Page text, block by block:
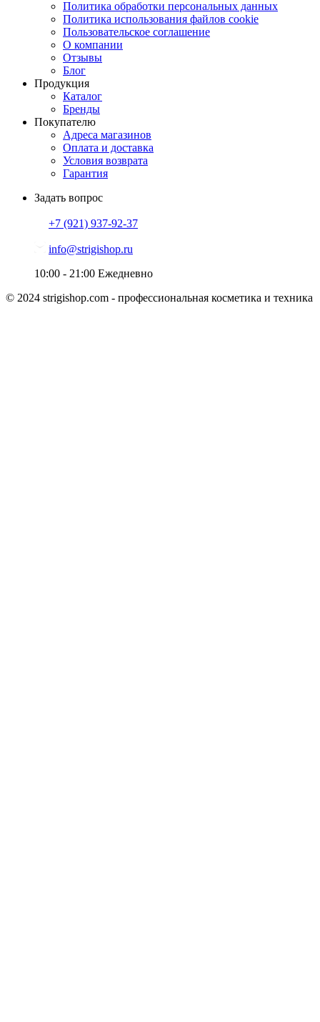
Политика обработки персональных данных
Политика использования файлов cookie
Пользовательское соглашение
О компании
Отзывы
Блог
Продукция
Каталог
Бренды
Покупателю
Адреса магазинов
Оплата и доставка
Условия возврата
Гарантия
Задать вопрос
+7 (921) 937-92-37
info@strigishop.ru
10:00 - 21:00 Ежедневно
© 2024 strigishop.com - профессиональная косметика и техника